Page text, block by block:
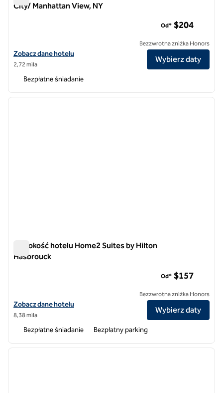
City/ Manhattan View, NY
Zobacz szczegóły hotelu Home2 Suites by Hilton New York Long
Zobacz dane hotelu
2,72 mila
Od* $204
Bezzwrotna zniżka Honors
Wybierz daty
Bezpłatne śniadanie
1 z 12
Wysokość hotelu Home2 Suites by Hilton
Hasbrouck
Zobacz szczegóły hotelu Home2 Suites By Hilton Hasbrouck Heights
Zobacz dane hotelu
8,38 mila
Od* $157
Bezzwrotna zniżka Honors
Wybierz daty
Bezpłatne śniadanie Bezpłatny parking
1 z 12